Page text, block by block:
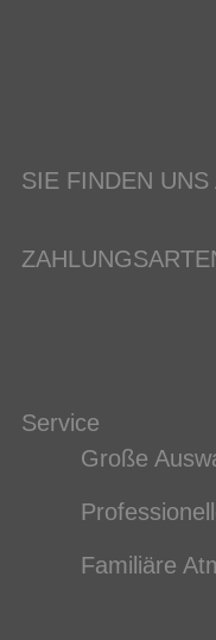
SIE FINDEN UNS
Service
Große
Familiäre